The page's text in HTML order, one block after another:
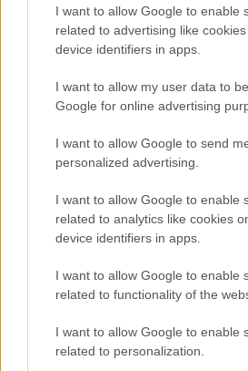
I want to allow Google to enable
related to advertising like
device identifiers in apps.
I want to allow my user data to
Google for online advertising
I want to allow Google to send
personalized advertising.
I want to allow Google to enable
related to analytics like cookies
device identifiers in apps.
I want to allow Google to enable
related to functionality of the
I want to allow Google to enable
related to personalization.
Urządzenia
SMARTFONY
TABLETY
WEARABLE
Recenzje
Co kupić
Porady